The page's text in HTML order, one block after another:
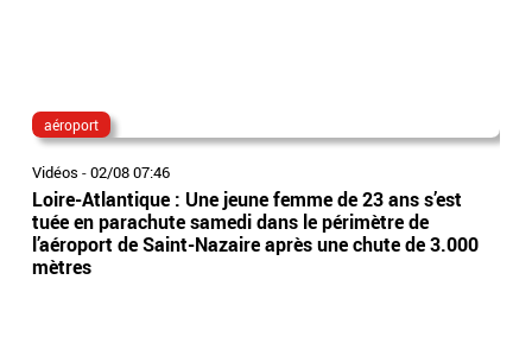
aéroport
Vidéos -02/08 07:46
Loire-Atlantique : Une jeune femme de 23 ans s’est
tuée en parachute samedi dans le périmètre de
l’aéroport de Saint-Nazaire après une chute de 3.000
mètres